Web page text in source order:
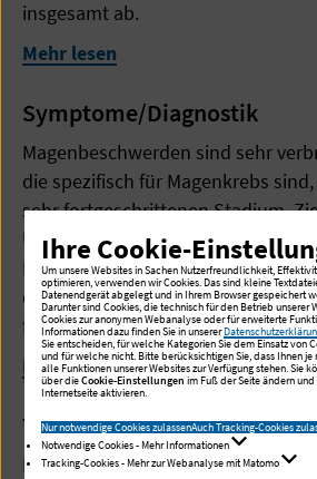
insgesamt ab.
Mehr lesen
Symptome/Diagnostik
Magenbeschwerden sind sehr
die spezifisch für Magenkrebs
sehr fortgeschrittenen Stadium.
Untersuchungen in Hinblick auf
Magenkrebserkrankung werden
dann durchgeführt, wenn das
fortgeschritten ist.
Mehr lesen
Therapie
Die Therapie des Magenkrebses
Ihre Cookie-
Um unsere Websites in Sachen Nutzerfreundlichkeit,
optimieren, verwenden wir Cookies. Das sind kleine
Datenendgerät abgelegt und in Ihrem Browser gespeichert
Darunter sind Cookies, die technisch für den Betrieb unserer
Cookies zur anonymen Webanalyse oder für erweiterte
Informationen dazu finden Sie in unserer
Sie entscheiden, für welche Kategorien Sie dem Einsatz von
und für welche nicht. Bitte berücksichtigen Sie, dass Ihnen
alle Funktionen unserer Websites zur Verfügung stehen. Sie
über dieCookie-Einstellungen im Fuß der Seite ändern
Internetseite aktivieren.
Nur notwendige Cookies zulassenAuch Tracking-Cookies
Notwendige Cookies - Mehr Informationen
Tracking-Cookies - Mehr zur Webanalyse mit Matomo